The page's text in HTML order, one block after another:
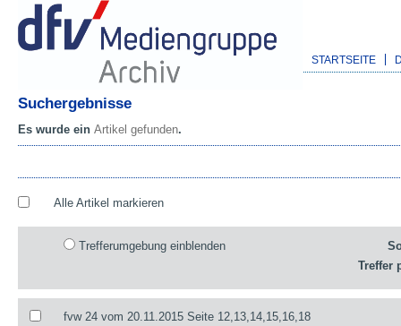
STARTSEITE
Suchergebnisse
Es wurde ein Artikel gefunden.
Alle Artikel markieren
Trefferumgebung einblenden
Treffer
fvw 24 vom 20.11.2015 Seite 12,13,14,15,16,18